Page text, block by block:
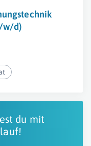
w/d)
du mit